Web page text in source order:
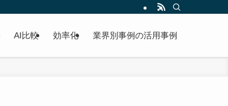
AI比較 効率化 業界別事例の活用事例